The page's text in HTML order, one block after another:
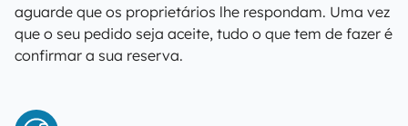
aguarde que os proprietários lhe respondam. Uma vez
que o seu pedido seja aceite, tudo o que tem de fazer é
confirmar a sua reserva.